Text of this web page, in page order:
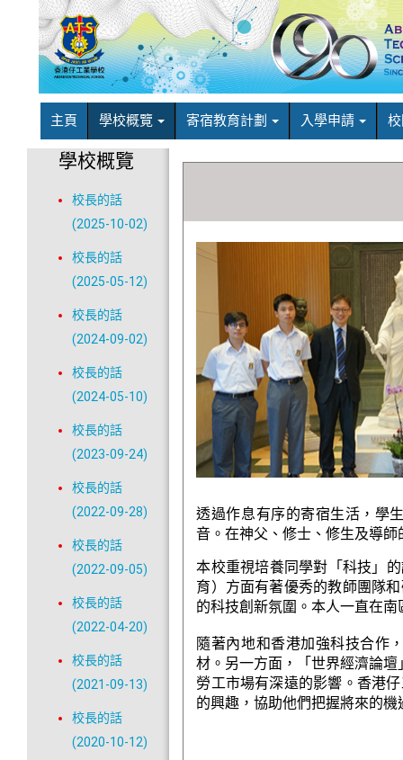
主頁 學校概覽 寄宿教育計劃 入學申請
透過作息有序的寄宿生活，學
音。在神父、修士、修生及導
本校重視培養同學對「科技」
育）方面有著優秀的教師團隊
的科技創新氛圍。本人一直在
隨著內地和香港加強科技合作
材。另一方面，「世界經濟論
勞工市場有深遠的影響。香港
的興趣，協助他們把握將來的機
學校概覽
校長的話
(2025-10-02)
校長的話
(2025-05-12)
校長的話
(2024-09-02)
校長的話
(2024-05-10)
校長的話
(2023-09-24)
校長的話
(2022-09-28)
校長的話
(2022-09-05)
校長的話
(2022-04-20)
校長的話
(2021-09-13)
校長的話
(2020-10-12)